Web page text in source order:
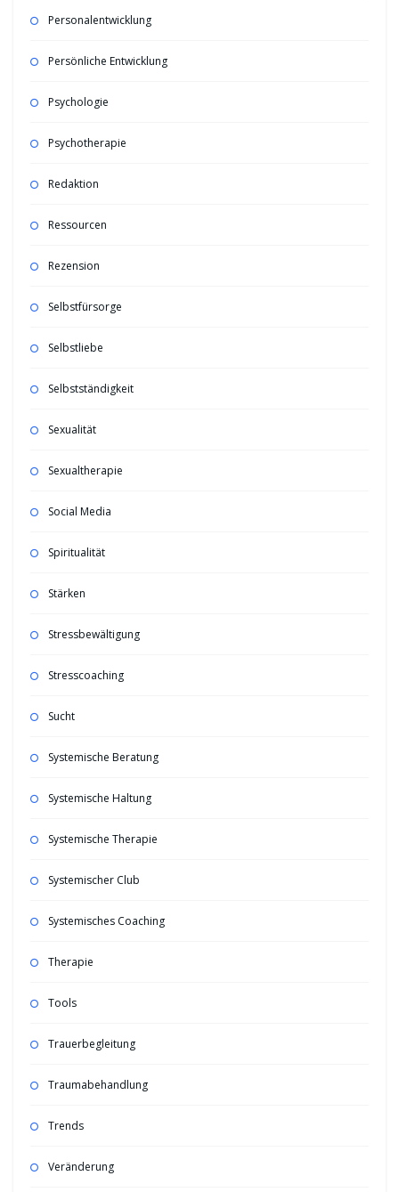
Personalentwicklung
Persönliche Entwicklung
Psychologie
Psychotherapie
Redaktion
Ressourcen
Rezension
Selbstfürsorge
Selbstliebe
Selbstständigkeit
Sexualität
Sexualtherapie
Social Media
Spiritualität
Stärken
Stressbewältigung
Stresscoaching
Sucht
Systemische Beratung
Systemische Haltung
Systemische Therapie
Systemischer Club
Systemisches Coaching
Therapie
Tools
Trauerbegleitung
Traumabehandlung
Trends
Veränderung